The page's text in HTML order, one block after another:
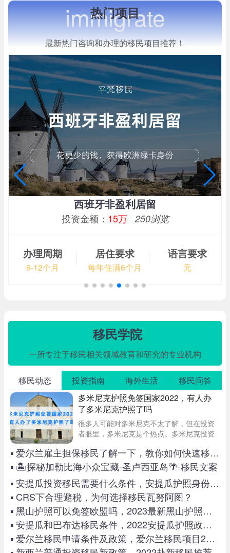
热门项目
immigrate
最新热门咨询和办理的移民项目推荐！
新西兰高额创业移民
投资金额：50万纽币起 149浏览
办理周期
6-9个月
居住要求
每年住满184天
语言要求
雅思4分以上
移民学院
一所专注于移民相关领域教育和研究的专业机构
移民动态 投资指南 海外生活
移民问答
多米尼克护照免签国家2022，有人办
了多米尼克护照了吗
很多人可能对多米尼克不太了解，但在投资
者眼里，多米尼克是个热点。多米尼克投资
此外，多米尼克护照含金量高，世界上有许
多免签证国家，非常方便，这也是投资者非
常重视的一
▪ 爱尔兰雇主担保移民了解一下，教你如何快速移民爱尔兰
▪ 🏝️探秘加勒比海小众宝藏-圣卢西亚岛🌴-移民文案
▪ 安提瓜投资移民需要什么条件，安提瓜护照身份有用吗？
▪ CRS下合理避税，为何选择移民瓦努阿图？
▪ 黑山护照可以免签欧盟吗，2023最新黑山护照免签国家一览！
▪ 安提瓜和巴布达移民条件，2022安提瓜护照政策最新解析
▪ 爱尔兰移民申请条件及政策，爱尔兰移民项目2022最新汇总